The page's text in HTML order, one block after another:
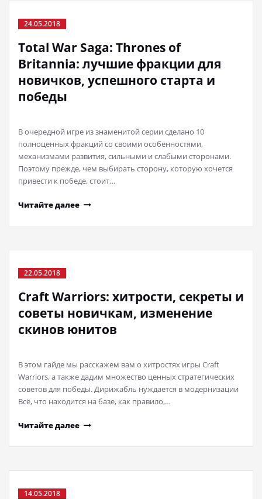
24.05.2018
Total War Saga: Thrones of
Britannia: лучшие фракции для
новичков, успешного старта и
победы
В очередной игре из знаменитой серии сделано 10
полноценных фракций со своими особенностями,
механизмами развития, сильными и слабыми сторонами.
Поэтому прежде, чем выбирать сторону, которую хочется
привести к победе, стоит…
Читайте далее
22.05.2018
Craft Warriors: хитрости, секреты и
советы новичкам, изменение
скинов юнитов
В этом гайде мы расскажем вам о хитростях игры Craft
Warriors, а также дадим множество ценных стратегических
советов для победы. Дирижабль нуждается в модернизации
Всё, что находится на базе, как правило,…
Читайте далее
14.05.2018